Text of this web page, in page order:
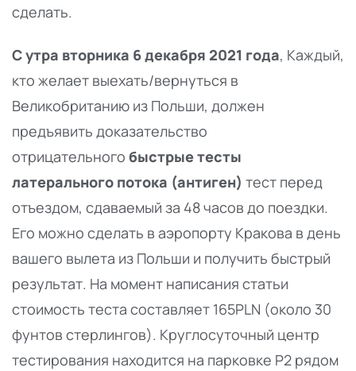
сделать.
С утра вторника 6 декабря 2021 года, Каждый,
кто желает выехать/вернуться в
Великобританию из Польши, должен
предъявить доказательство
отрицательного быстрые тесты
латерального потока (антиген) тест перед
отъездом, сдаваемый за 48 часов до поездки.
Его можно сделать в аэропорту Кракова в день
вашего вылета из Польши и получить быстрый
результат. На момент написания статьи
стоимость теста составляет 165PLN (около 30
фунтов стерлингов). Круглосуточный центр
тестирования находится на парковке P2 рядом